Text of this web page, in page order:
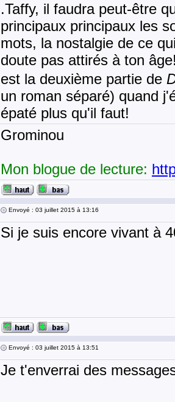
.Taffy, il faudra peut-être
principaux principaux les
mots, la nostalgie de ce
doute pas attirés à ton
est la deuxième partie de
un roman séparé) quand
épaté plus qu'il faut!
Grominou
Mon blogue de lecture:
Envoyé : 03 juillet 2015 à 13:16
Si je suis encore vivant à
Envoyé : 03 juillet 2015 à 13:51
Je t'enverrai des